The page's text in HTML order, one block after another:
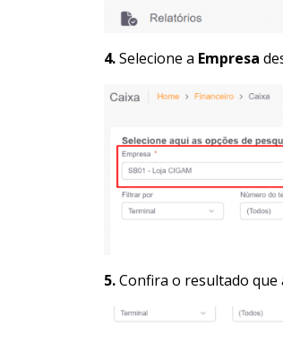
4.Selecione a Empresa
5.Confira o resultado que